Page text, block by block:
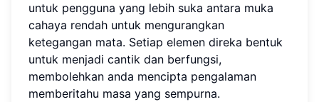
untuk pengguna yang lebih suka antara muka
cahaya rendah untuk mengurangkan
ketegangan mata. Setiap elemen direka bentuk
untuk menjadi cantik dan berfungsi,
membolehkan anda mencipta pengalaman
memberitahu masa yang sempurna.